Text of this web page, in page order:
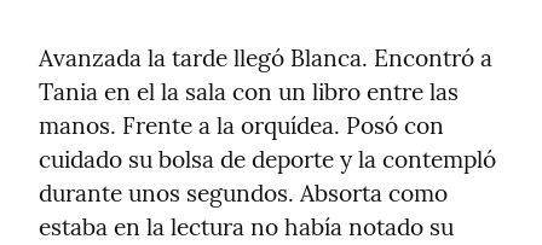
Avanzada la tarde llegó Blanca. Encontró a
Tania en el la sala con un libro entre las
manos. Frente a la orquídea. Posó con
cuidado su bolsa de deporte y la contempló
durante unos segundos. Absorta como
estaba en la lectura no había notado su